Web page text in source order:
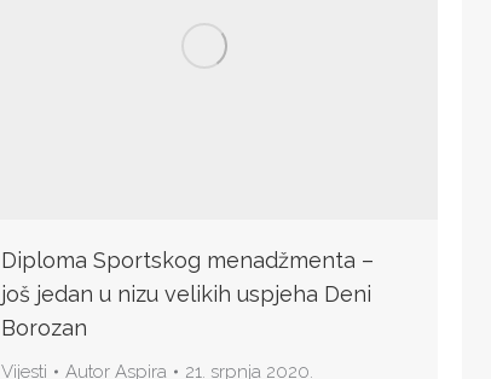
Diploma Sportskog menadžmenta –
još jedan u nizu velikih uspjeha Deni
Borozan
Vijesti Autor Aspira 21. srpnja 2020.